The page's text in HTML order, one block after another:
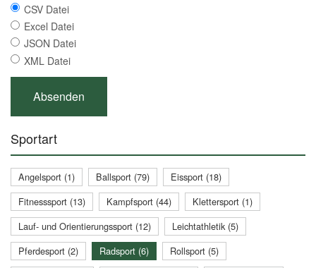
CSV Datei
Excel Datei
JSON Datei
XML Datei
Sportart
Angelsport (1) Ballsport (79)
Eissport (18)
Fitnesssport (13)
Kampfsport (44)
Klettersport (1)
Lauf- und Orientierungssport (12)
Leichtathletik (5)
Pferdesport (2)
Radsport (6)
Rollsport (5)